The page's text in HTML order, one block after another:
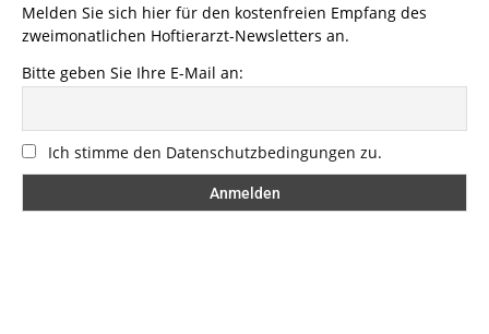
Melden Sie sich hier für den kostenfreien Empfang des
zweimonatlichen Hoftierarzt-Newsletters an.
Bitte geben Sie Ihre E-Mail an:
Ich stimme den Datenschutzbedingungen zu.